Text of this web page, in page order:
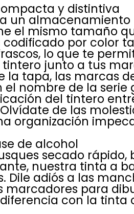
y distintiva
un almacenamiento
el mismo tamaño
codificado por color
lo que te
junto a tus
la tapa, las marcas
el nombre de la serie
del tintero
de las
organización
de alcohol
secado
nuestra tinta a
Dile adiós a las
marcadores para
con la tinta